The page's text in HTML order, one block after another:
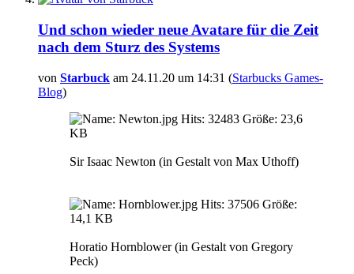
Und schon wieder neue Avatare für die Zeit
nach dem Sturz des Systems
von Starbuck am 24.11.20 um 14:31 (Starbucks Games-
Blog)
Sir Isaac Newton (in Gestalt von Max Uthoff)
Horatio Hornblower (in Gestalt von Gregory
Peck)